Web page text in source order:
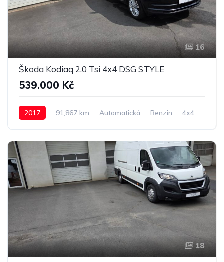
16
Škoda Kodiaq 2.0 Tsi 4x4 DSG STYLE
539.000 Kč
2017 91,867 km Automatická Benzin 4x4
18